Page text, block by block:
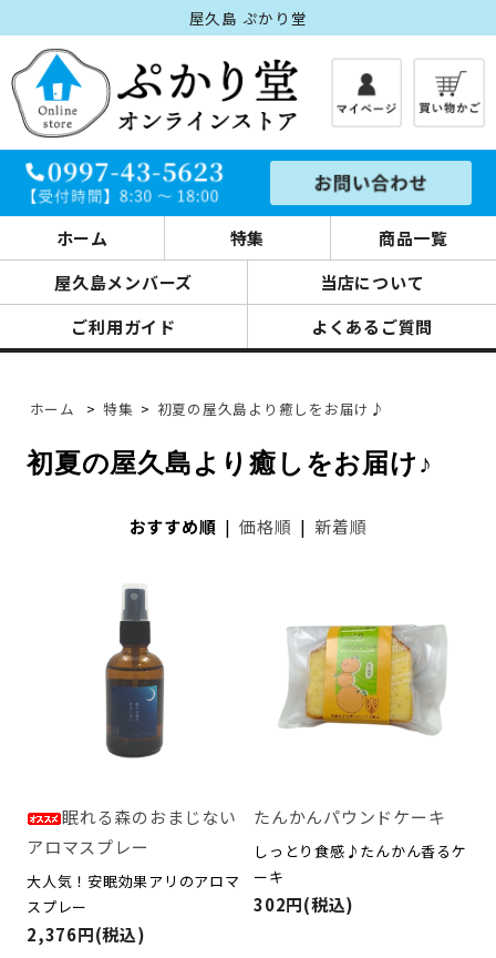
屋久島 ぷかり堂
ホーム 特集
商品一覧
屋久島メンバーズ
当店について
ご利用ガイド
よくあるご質問
ホーム > 特集 > 初夏の屋久島より癒しをお届け♪
初夏の屋久島より癒しをお届け♪
おすすめ順 |価格順 | 新着順
眠れる森のおまじない
アロマスプレー
大人気！安眠効果アリのアロマ
スプレー
2,376円(税込)
たんかんパウンドケーキ
しっとり食感♪たんかん香るケ
ーキ
302円(税込)